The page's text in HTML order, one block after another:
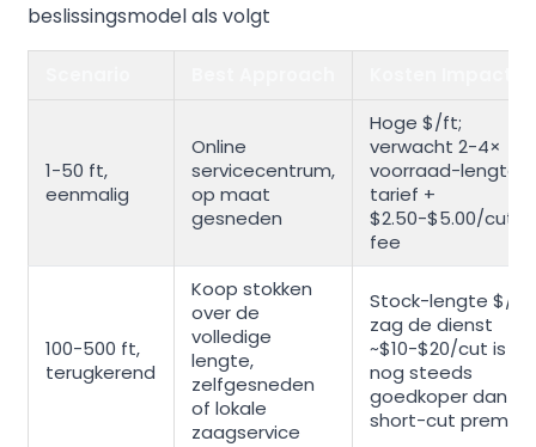
beslissingsmodel als volgt
1-50 ft,
eenmalig
Online
servicecentrum,
op maat
gesneden
Hoge $/ft;
verwacht 2-4×
voorraad-lengte
tarief +
$2.50-$5.00/cut
fee
100-500 ft,
terugkerend
Koop stokken
over de
volledige
lengte,
zelfgesneden
of lokale
zaagservice
Stock-lengte $/ft;
zag de dienst
~$10-$20/cut is
nog steeds
goedkoper dan
short-cut premie